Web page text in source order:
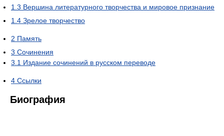
1.3 Вершина литературного творчества и мировое признание
1.4 Зрелое творчество
2 Память
3 Сочинения
3.1 Издание сочинений в русском переводе
4 Ссылки
Биография